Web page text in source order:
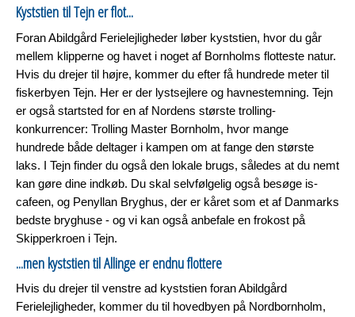
Kyststien til Tejn er flot...
Foran Abildgård Ferielejligheder løber kyststien, hvor du går
mellem klipperne og havet i noget af Bornholms flotteste natur.
Hvis du drejer til højre, kommer du efter få hundrede meter til
fiskerbyen Tejn. Her er der lystsejlere og havnestemning. Tejn
er også startsted for en af Nordens største trolling-
konkurrencer: Trolling Master Bornholm, hvor mange
hundrede både deltager i kampen om at fange den største
laks. I Tejn finder du også den lokale brugs, således at du nemt
kan gøre dine indkøb. Du skal selvfølgelig også besøge is-
cafeen, og Penyllan Bryghus, der er kåret som et af Danmarks
bedste bryghuse - og vi kan også anbefale en frokost på
Skipperkroen i Tejn.
...men kyststien til Allinge er endnu flottere
Hvis du drejer til venstre ad kyststien foran Abildgård
Ferielejligheder, kommer du til hovedbyen på Nordbornholm,